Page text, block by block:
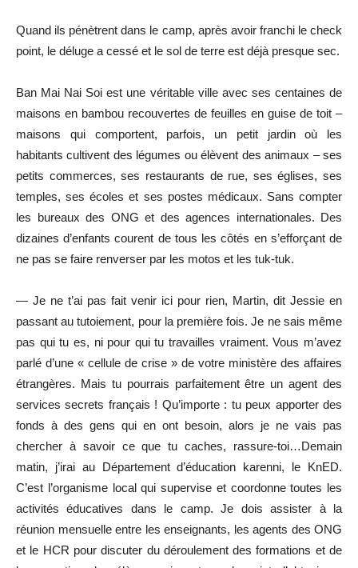
Quand ils pénètrent dans le camp, après avoir franchi le check
point, le déluge a cessé et le sol de terre est déjà presque sec.
Ban Mai Nai Soi est une véritable ville avec ses centaines de
maisons en bambou recouvertes de feuilles en guise de toit –
maisons qui comportent, parfois, un petit jardin où les
habitants cultivent des légumes ou élèvent des animaux – ses
petits commerces, ses restaurants de rue, ses églises, ses
temples, ses écoles et ses postes médicaux. Sans compter
les bureaux des ONG et des agences internationales. Des
dizaines d’enfants courent de tous les côtés en s’efforçant de
ne pas se faire renverser par les motos et les tuk-tuk.
— Je ne t’ai pas fait venir ici pour rien, Martin, dit Jessie en
passant au tutoiement, pour la première fois. Je ne sais même
pas qui tu es, ni pour qui tu travailles vraiment. Vous m’avez
parlé d’une « cellule de crise » de votre ministère des affaires
étrangères. Mais tu pourrais parfaitement être un agent des
services secrets français ! Qu’importe : tu peux apporter des
fonds à des gens qui en ont besoin, alors je ne vais pas
chercher à savoir ce que tu caches, rassure-toi…Demain
matin, j’irai au Département d’éducation karenni, le KnED.
C’est l’organisme local qui supervise et coordonne toutes les
activités éducatives dans le camp. Je dois assister à la
réunion mensuelle entre les enseignants, les agents des ONG
et le HCR pour discuter du déroulement des formations et de